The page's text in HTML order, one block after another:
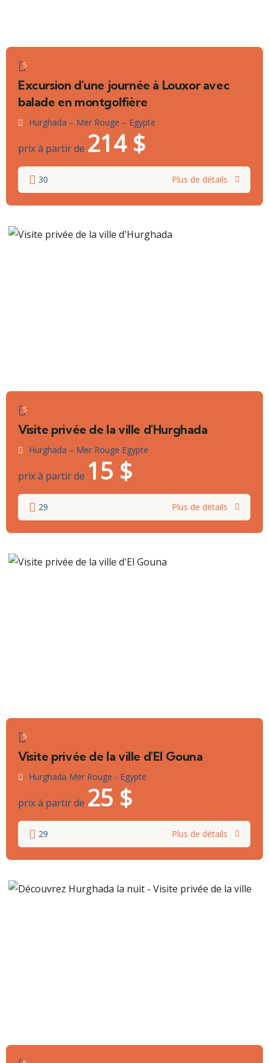
5
Excursion d'une journée à Louxor avec
balade en montgolfière
Hurghada – Mer Rouge – Egypte
prix à partir de 214 $
30 Plus de détails
5
Visite privée de la ville d'Hurghada
Hurghada – Mer Rouge Egypte
prix à partir de 15 $
29 Plus de détails
5
Visite privée de la ville d'El Gouna
Hurghada Mer Rouge - Egypte
prix à partir de 25 $
29 Plus de détails